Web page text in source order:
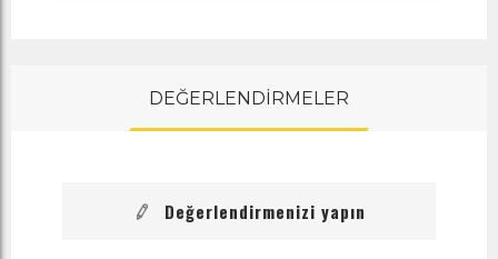
DEĞERLENDİRMELER
Değerlendirmenizi yapın